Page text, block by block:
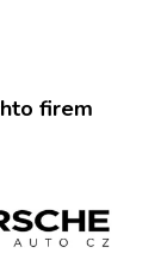
firem